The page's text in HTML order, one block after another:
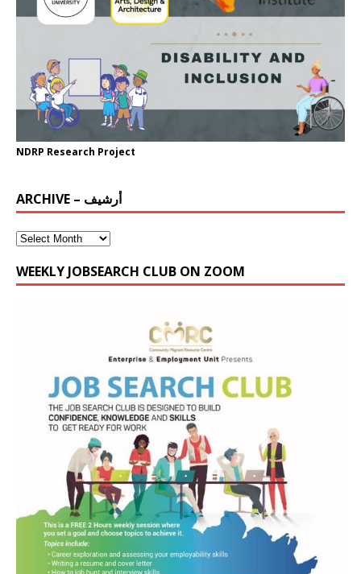
NDRP Research Project
ARCHIVE – أرشيف
WEEKLY JOBSEARCH CLUB ON ZOOM